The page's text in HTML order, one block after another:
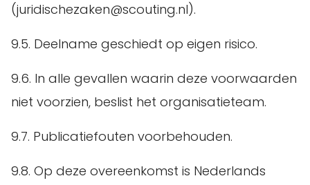
(juridischezaken@scouting.nl).
9.5. Deelname geschiedt op eigen risico.
9.6. In alle gevallen waarin deze voorwaarden
niet voorzien, beslist het organisatieteam.
9.7. Publicatiefouten voorbehouden.
9.8. Op deze overeenkomst is Nederlands